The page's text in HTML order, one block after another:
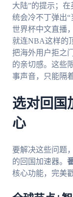
大陆”的提示；
统会冷不丁弹出
世界杯中文直播
就连NBA这样的
把海外用户拒之
的亲切感。这些
事声音，只能隔
选对回国
心
要解决这些问题
的回国加速器。
核心功能，完美